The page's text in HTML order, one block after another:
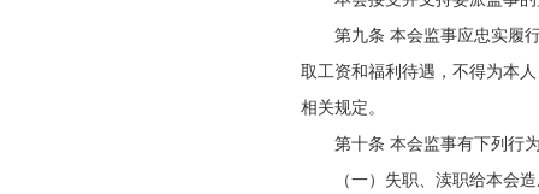
第九条 本会监事应忠实履
取工资和福利待遇，不得为本
相关规定。
第十条 本会监事有下列行
（一）失职、渎职给本会